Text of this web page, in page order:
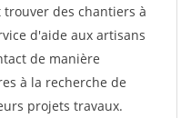
des chantiers à
d'aide aux artisans
de manière
à la recherche de
projets travaux.